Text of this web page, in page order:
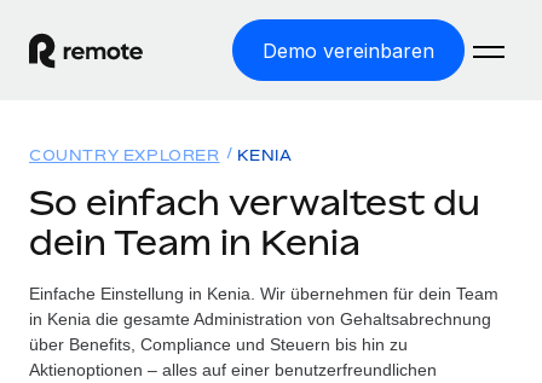
Demo vereinbaren
WELTWEITE BESCHÄFTIGUNG
Globale Payroll
Einfache, rechtssicher Payroll
Employer of Record
Lösungen
WELTWEITE ABDECKUNG
Country Explorer
Länderspezifische Unterstützung bei der Einstellung
Ressourcen
TOOLS UND RECHNER
Preise
COUNTRY EXPLORER KENIA
So einfach verwaltest du
dein Team in Kenia
Einfache Einstellung in Kenia. Wir übernehmen für dein Team
in Kenia die gesamte Administration von Gehaltsabrechnung
über Benefits, Compliance und Steuern bis hin zu
Aktienoptionen – alles auf einer benutzerfreundlichen